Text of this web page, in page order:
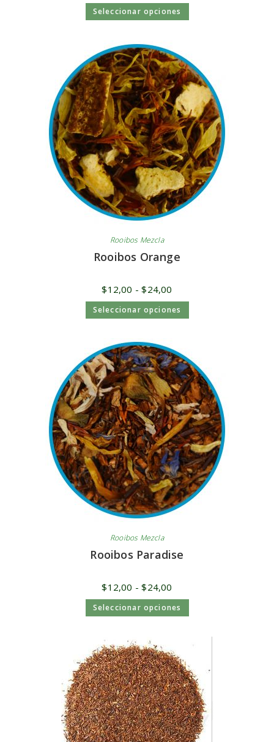
Seleccionar opciones
Rooibos Mezcla
Rooibos Orange
$12,00 - $24,00
Seleccionar opciones
Rooibos Mezcla
Rooibos Paradise
$12,00 - $24,00
Seleccionar opciones